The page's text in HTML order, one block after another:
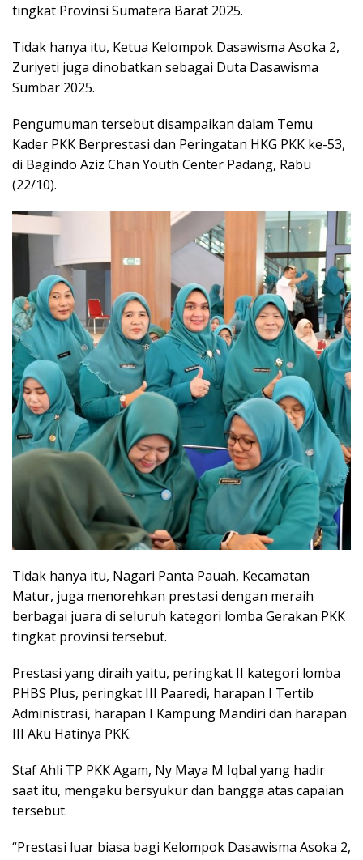
tingkat Provinsi Sumatera Barat 2025.
Tidak hanya itu, Ketua Kelompok Dasawisma Asoka 2,
Zuriyeti juga dinobatkan sebagai Duta Dasawisma
Sumbar 2025.
Pengumuman tersebut disampaikan dalam Temu
Kader PKK Berprestasi dan Peringatan HKG PKK ke-53,
di Bagindo Aziz Chan Youth Center Padang, Rabu
(22/10).
Tidak hanya itu, Nagari Panta Pauah, Kecamatan
Matur, juga menorehkan prestasi dengan meraih
berbagai juara di seluruh kategori lomba Gerakan PKK
tingkat provinsi tersebut.
Prestasi yang diraih yaitu, peringkat II kategori lomba
PHBS Plus, peringkat III Paaredi, harapan I Tertib
Administrasi, harapan I Kampung Mandiri dan harapan
III Aku Hatinya PKK.
Staf Ahli TP PKK Agam, Ny Maya M Iqbal yang hadir
saat itu, mengaku bersyukur dan bangga atas capaian
tersebut.
“Prestasi luar biasa bagi Kelompok Dasawisma Asoka 2,